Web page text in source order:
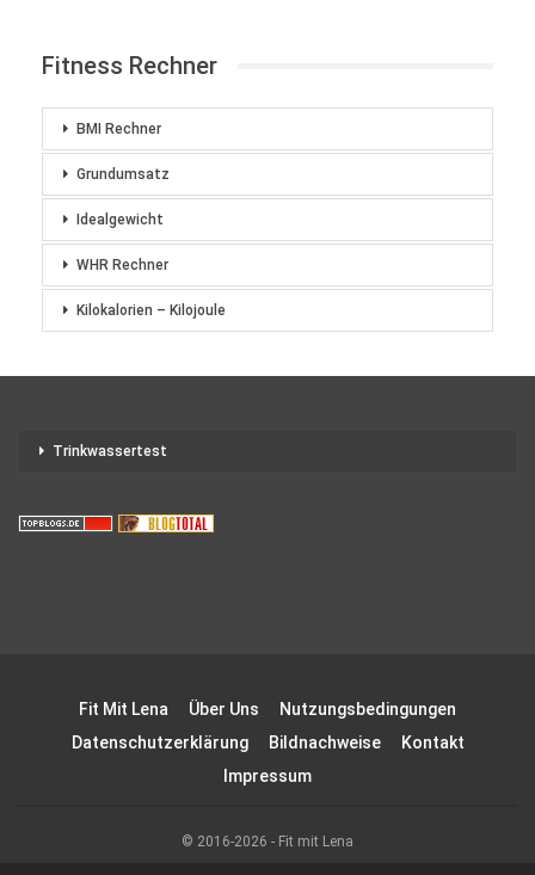
Fitness Rechner
BMI Rechner
Grundumsatz
Idealgewicht
WHR Rechner
Kilokalorien – Kilojoule
Trinkwassertest
Fit Mit Lena Über Uns
Nutzungsbedingungen
Datenschutzerklärung
Bildnachweise
Kontakt
Impressum
© 2016-2026 - Fit mit Lena